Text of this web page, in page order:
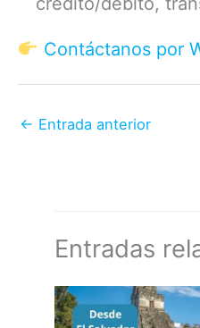
Contáctanos por
← Entrada anterior
Entradas